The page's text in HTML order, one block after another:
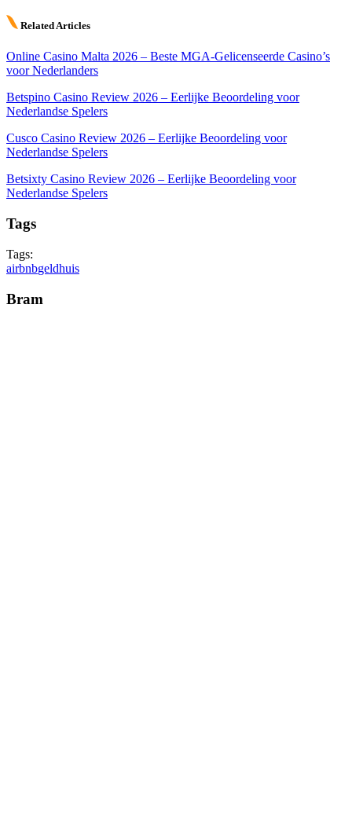
Related Articles
Online Casino Malta 2026 – Beste MGA-Gelicenseerde Casino’s
voor Nederlanders
Betspino Casino Review 2026 – Eerlijke Beoordeling voor
Nederlandse Spelers
Cusco Casino Review 2026 – Eerlijke Beoordeling voor
Nederlandse Spelers
Betsixty Casino Review 2026 – Eerlijke Beoordeling voor
Nederlandse Spelers
Tags
Tags:
airbnbgeldhuis
Bram